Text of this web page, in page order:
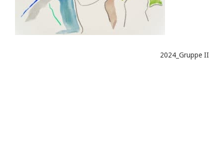
2024_Gruppe II